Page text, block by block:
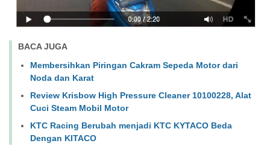
BACA JUGA
Membersihkan Piringan Cakram Sepeda Motor dari
Noda dan Karat
Review Krisbow High Pressure Cleaner 10100228, Alat
Cuci Steam Mobil Motor
KTC Racing Berubah menjadi KTC KYTACO Beda
Dengan KITACO